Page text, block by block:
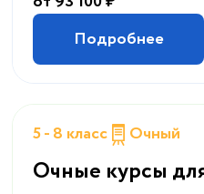
Подробнее
5 - 8 класс Очный
Очные курсы